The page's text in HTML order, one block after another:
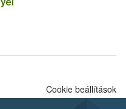
Cookie beállítások